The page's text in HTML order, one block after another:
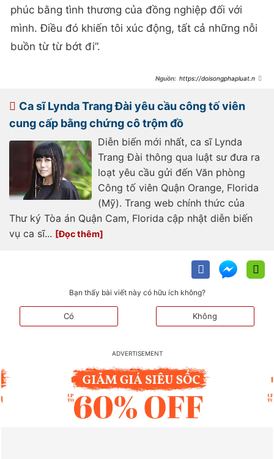
phúc bằng tình thương của đồng nghiệp đối với
mình. Điều đó khiến tôi xúc động, tất cả những nỗi
buồn từ từ bớt đi”.
https://doisongphapluat.ngu
toa-roi-a518484.html
Ca sĩ Lynda Trang Đài yêu cầu công tố viên
cung cấp bằng chứng cô trộm đồ
Diễn biến mới nhất, ca sĩ Lynda
Trang Đài thông qua luật sư đưa ra
loạt yêu cầu gửi đến Văn phòng
Công tố viên Quận Orange, Florida
(Mỹ). Trang web chính thức của
Thư ký Tòa án Quận Cam, Florida cập nhật diễn biến
vụ ca sĩ...
Bạn thấy bài viết này có hữu ích không?
Có Không